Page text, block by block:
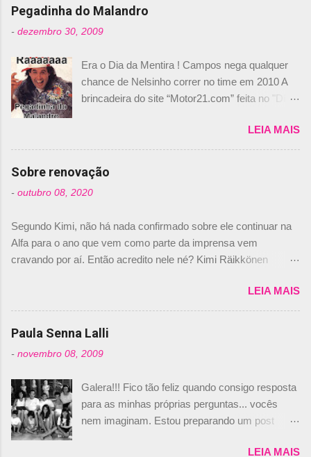
n
t
r
i
o
Pegadinha do Malandro
- dezembro 30, 2009
Era o Dia da Mentira ! Campos nega qualquer
chance de Nelsinho correr no time em 2010 A
brincadeira do site “Motor21.com” feita no "Día
de abril –, afirmando que Nelson Piquet havia
comprado 15% das ações da Campos, dando,
com isso, um lugar no time a Nelsinho Piquet,
foi esclarecida de uma vez por todas por
Daniele Audetto, diretor da escuderia. O
não será o companheiro de Bruno Senna em
2010. "Na verdade, nós recebemos uma oferta
de Piquet", admitiu Audetto. “Mas depois de ter
dois brasileiros”, explicou, dizendo ainda que
não tem nada contra o filho do tricampeão
Nelson Piquet. “Ele é um bom piloto, rápido e
experiente.” Audetto disse ainda que a suposta
não corresponde à realidade. “O suposto 15%
de investimento seria menor do que aquilo que
outros pilotos podem trazer: italianos, r...
LEIA MAIS
Sobre renovação
- outubro 08, 2020
Segundo Kimi, não há nada confirmado sobre ele continuar na
Alfa para o ano que vem como parte da imprensa vem
cravando por aí. Então acredito nele né? Kimi Räikkönen
truth but I’ve never had an option in my contract so that’s
should, pretty much, tell you that it’s not true." #Kimi7 #EifelGP
#AlfaRomeoRacing pic.twitter.com/77EDVn39Ia — Kimi
Romain falando sobre o fato do Iceman estar há tantos anos na
@RGrosjean ! #EifelGP 🇩🇪 #F1
pic.twitter.com/GSAu1LWnwW — Formula 1 (@F1) October 8,
2020 Beijinhos, Ludy
LEIA MAIS
Paula Senna Lalli
- novembro 08, 2009
Galera!!! Fico tão feliz quando consigo resposta
para as minhas próprias perguntas... vocês
nem imaginam. Estou preparando um post
nunca falei sobre ela, aqui no Octeto. No meio
LEIA MAIS